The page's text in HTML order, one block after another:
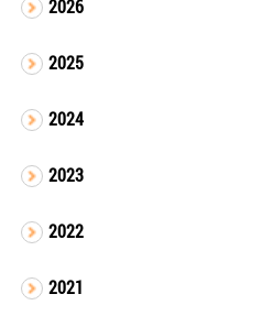
2026
2025
2024
2023
2022
2021